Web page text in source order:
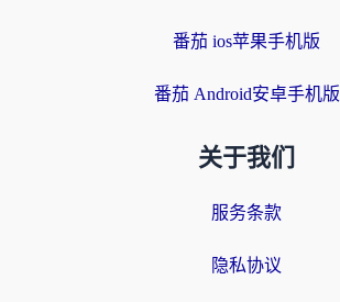
番茄 ios苹果手机版
番茄 Android安卓手机版
关于我们
服务条款
隐私协议